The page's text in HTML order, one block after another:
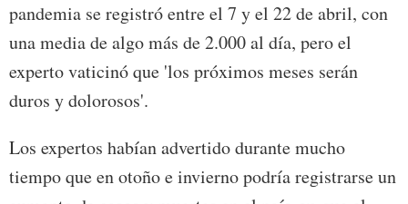
pandemia se registró entre el 7 y el 22 de abril, con
una media de algo más de 2.000 al día, pero el
experto vaticinó que 'los próximos meses serán
duros y dolorosos'.
Los expertos habían advertido durante mucho
tiempo que en otoño e invierno podría registrarse un